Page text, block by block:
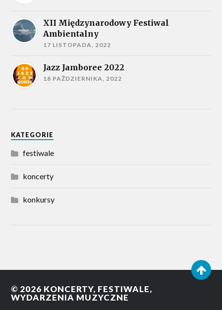
XII Międzynarodowy Festiwal
Ambientalny
17 LISTOPADA, 2022
Jazz Jamboree 2022
18 PAŹDZIERNIKA, 2022
KATEGORIE
festiwale
koncerty
konkursy
© 2026 KONCERTY, FESTIWALE,
WYDARZENIA MUZYCZNE